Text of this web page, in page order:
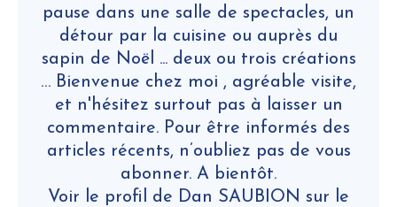
pause dans une salle de spectacles, un
détour par la cuisine ou auprès du
sapin de Noël ... deux ou trois créations
… Bienvenue chez moi , agréable visite,
et n'hésitez surtout pas à laisser un
commentaire. Pour être informés des
articles récents, n’oubliez pas de vous
abonner. A bientôt.
Voir le profil de Dan SAUBION sur le